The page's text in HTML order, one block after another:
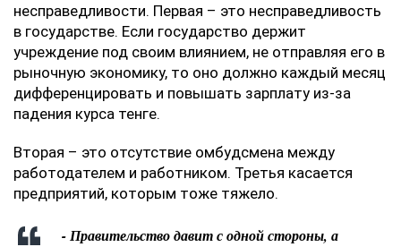
несправедливости. Первая – это несправедливость
в государстве. Если государство держит
учреждение под своим влиянием, не отправляя его в
рыночную экономику, то оно должно каждый месяц
дифференцировать и повышать зарплату из-за
падения курса тенге.
Вторая – это отсутствие омбудсмена между
работодателем и работником. Третья касается
предприятий, которым тоже тяжело.
- Правительство давит с одной стороны, а